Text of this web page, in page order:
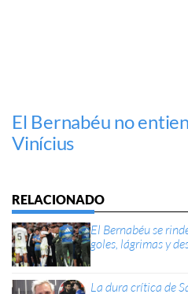
El Bernabéu no
Vinícius
El Bernabéu se
goles, lágrimas y
La dura crítica de